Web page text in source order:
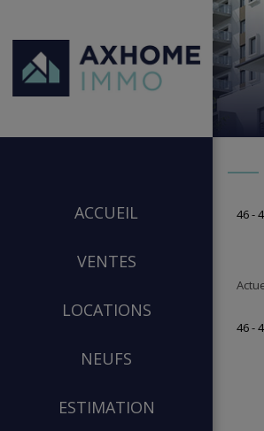
ACCUEIL
VENTES
LOCATIONS
NEUFS
ESTIMATION
46 -
46 -